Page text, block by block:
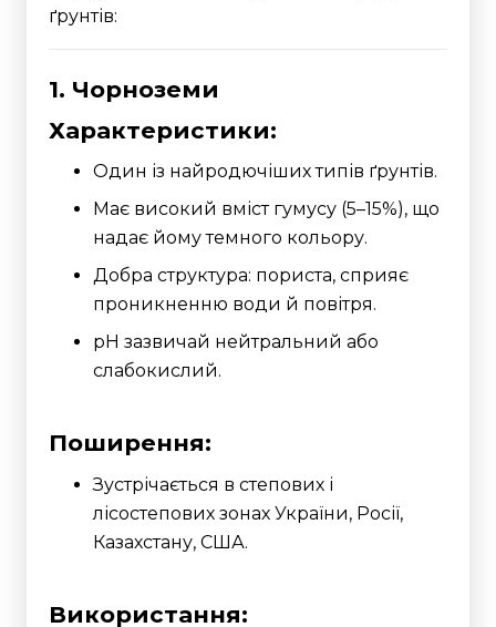
ґрунтів:
1. Чорноземи
Характеристики:
Один із найродючіших типів ґрунтів.
Має високий вміст гумусу (5–15%), що
надає йому темного кольору.
Добра структура: пориста, сприяє
проникненню води й повітря.
pH зазвичай нейтральний або
слабокислий.
Поширення:
Зустрічається в степових і
лісостепових зонах України, Росії,
Казахстану, США.
Використання: